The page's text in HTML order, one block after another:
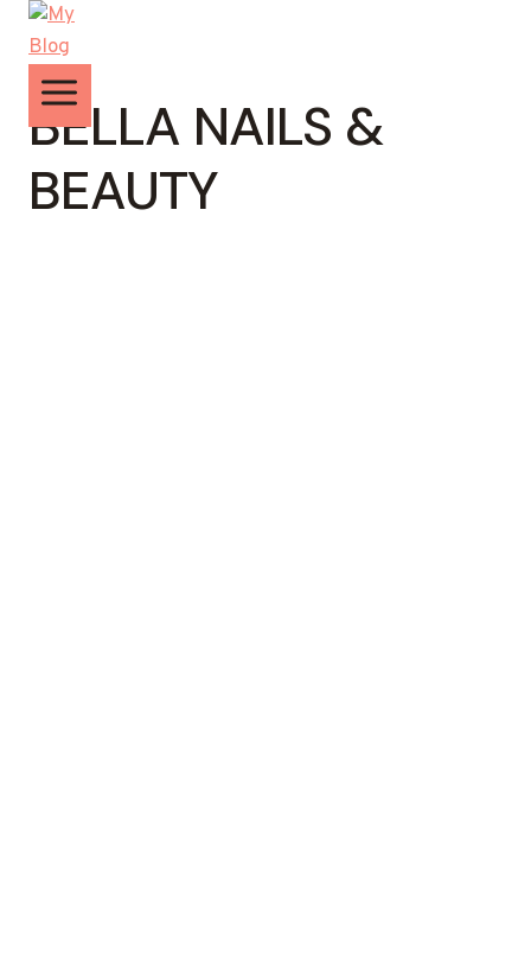
Zum
Inhalt
springen
BELLA NAILS &
BEAUTY